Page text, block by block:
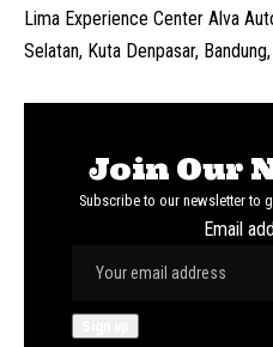
Lima Experience Center Alva
Selatan, Kuta Denpasar,
Join Our
Subscribe to our newsletter to
Email